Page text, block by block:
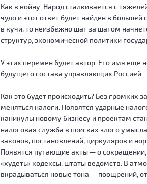
Как в войну. Народ сталкивается с
чудо и этот ответ будет найден в
в кучи, то неизбежно шаг за шагом
структур, экономической политики
У этих перемен будет автор. Его имя еще
будущего состава управляющих Россией.
Как это будет происходить? Без громких
меняться налоги. Появятся ударные
каникулы новому бизнесу и проектам
налоговая служба в поисках злого
законов, постановлений, циркуляров и
Появятся пугающие акты — о
«худеть» кодексы, штаты ведомств. В
вкрадываться новые тона — поощрений,